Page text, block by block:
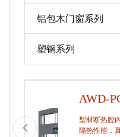
铝包木门窗系列
塑钢系列
AWD-
型材断热腔
隔热性能，